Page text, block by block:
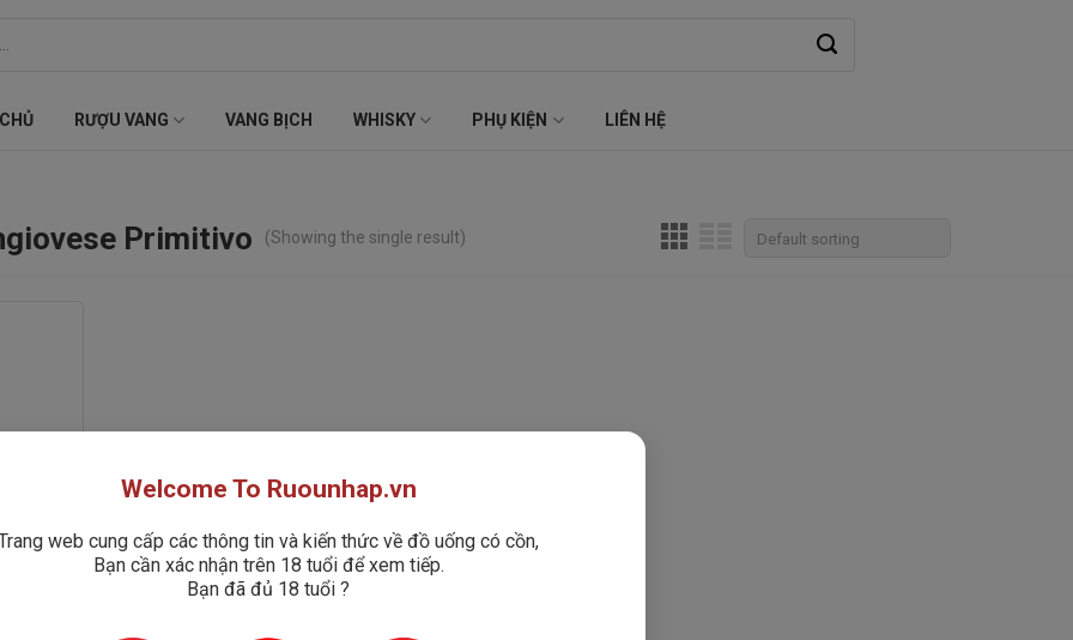
RƯỢU VANG VANG BỊCH WHISKY PHỤ KIỆN LIÊN HỆ
Primitivo (Showing the single result)
Welcome To Ruounhap.vn
web cung cấp các thông tin và kiến thức về đồ uống có cồn,
Bạn cần xác nhận trên 18 tuổi để xem tiếp.
Bạn đã đủ 18 tuổi ?